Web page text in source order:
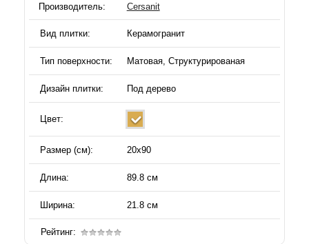
Производитель: Cersanit
Вид плитки: Керамогранит
Тип поверхности: Матовая, Структурированая
Дизайн плитки: Под дерево
Цвет:
Размер (см): 20х90
Длина: 89.8 см
Ширина: 21.8 см
Рейтинг: